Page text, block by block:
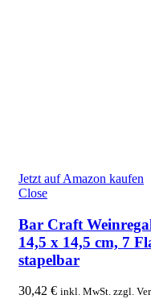
Jetzt auf Amazon kaufen
Close
Bar Craft
14,5 x 14,5 cm, 7
stapelbar
30,42 € inkl. MwSt. zzgl.